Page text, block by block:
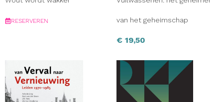
RESERVEREN van het geheimschap
€ 19,50